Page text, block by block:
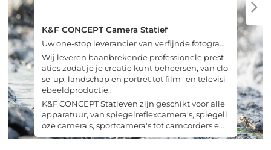
K&F CONCEPT Camera Statief
Uw one-stop leverancier van verfijnde fotografis
che oplossingen.
Wij leveren baanbrekende professionele prest
aties zodat je je creatie kunt beheersen, van clo
se-up, landschap en portret tot film- en televisi
ebeeldproductie..
K&F CONCEPT Statieven zijn geschikt voor alle
apparatuur, van spiegelreflexcamera's, spiegell
oze camera's, sportcamera's tot camcorders en
mobiele telefoons..